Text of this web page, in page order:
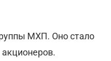
МХП. Оно стало